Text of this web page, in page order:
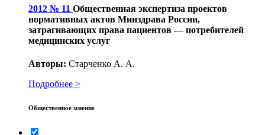
2012 № 11 Общественная экспертиза проектов
нормативных актов Минздрава России,
затрагивающих права пациентов — потребителей
медицинских услуг
Авторы: Старченко А. А.
Подробнее >
Общественное мнение